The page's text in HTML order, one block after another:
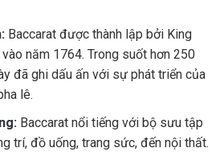
Baccarat được thành lập bởi King
năm 1764. Trong suốt hơn 250
đã ghi dấu ấn với sự phát triển của
lê.
Baccarat nổi tiếng với bộ sưu tập
trí, đồ uống, trang sức, đến nội thất.